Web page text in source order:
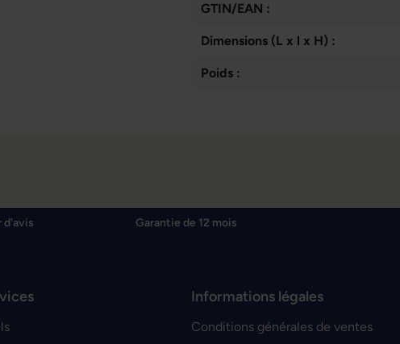
GTIN/EAN :
Dimensions (L x l x H) :
Poids :
d'avis Garantie de 12 mois
Informations légales
Conditions générales de ventes